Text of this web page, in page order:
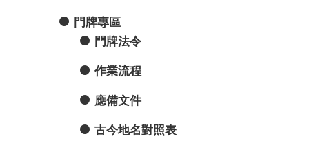
門牌專區
門牌法令
作業流程
應備文件
古今地名對照表